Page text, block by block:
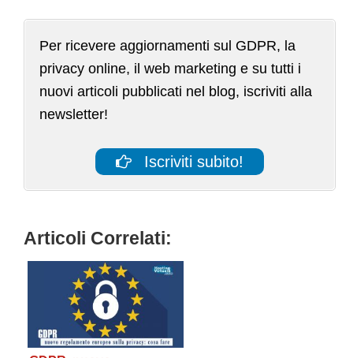
Per ricevere aggiornamenti sul GDPR, la
privacy online, il web marketing e su tutti i
nuovi articoli pubblicati nel blog, iscriviti alla
newsletter!
Iscriviti subito!
Articoli Correlati: